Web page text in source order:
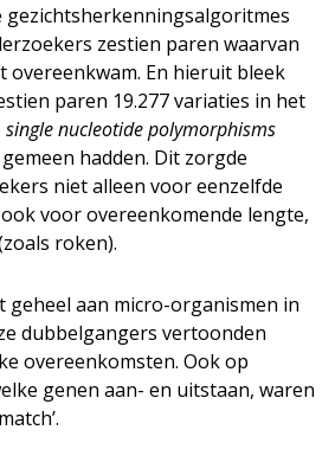
gezichtsherkenningsalgoritmes
zestien paren waarvan
overeenkwam. En hieruit bleek
paren 19.277 variaties in het
single nucleotide polymorphisms
hadden. Dit zorgde
niet alleen voor eenzelfde
voor overeenkomende lengte,
roken).
geheel aan micro-organismen in
dubbelgangers vertoonden
overeenkomsten. Ook op
genen aan- en uitstaan, waren